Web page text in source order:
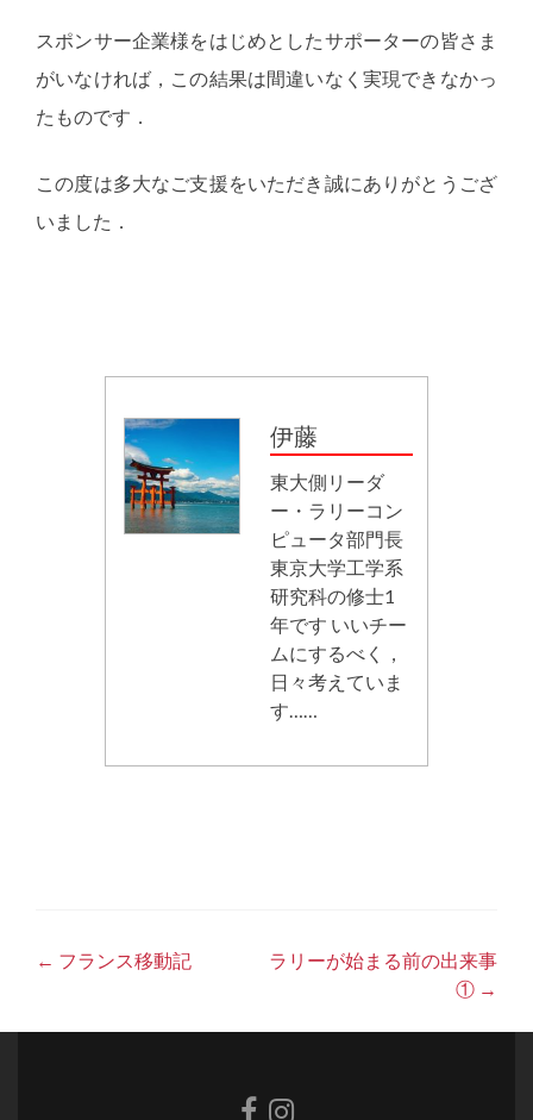
スポンサー企業様をはじめとしたサポーターの皆さま
がいなければ，この結果は間違いなく実現できなかっ
たものです．
この度は多大なご支援をいただき誠にありがとうござ
いました．
伊藤
東大側リーダ
ー・ラリーコン
ピュータ部門長
東京大学工学系
研究科の修士1
年です いいチー
ムにするべく，
日々考えていま
す……
Post
← フランス移動記
ラリーが始まる前の出来事
① →
Facebook
Instagram